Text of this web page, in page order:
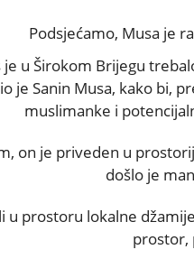
Podsjećamo, Musa je
je u Širokom Brijegu
je Sanin Musa, kako bi,
muslimanke i
on je priveden u
došlo je
u prostoru lokalne
prostor,